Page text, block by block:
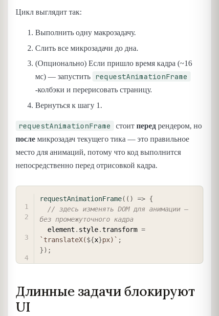
Цикл выглядит так:
Выполнить одну макрозадачу.
Слить все микрозадачи до дна.
(Опционально) Если пришло время кадра (~16
мс) — запустить
requestAnimationFrame
-колбэки и перерисовать страницу.
Вернуться к шагу 1.
requestAnimationFrame стоит перед рендером, но
после микрозадач текущего тика — это правильное
место для анимаций, потому что код выполнится
непосредственно перед отрисовкой кадра.
requestAnimationFrame( ( ) => {
// здесь изменять DOM для анимации —
без промежуточного кадра
  element
. style.transform =
` translateX(${x}px) ` ;
}) ;
Длинные задачи блокируют
UI